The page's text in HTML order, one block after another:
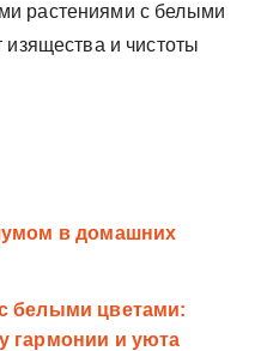
растениями с белыми
изящества и чистоты
в домашних
белыми цветами:
гармонии и уюта